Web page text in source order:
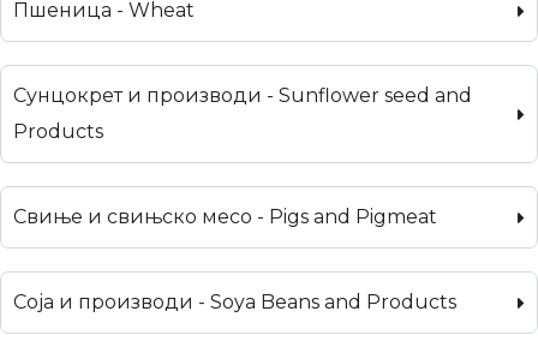
Пшеница - Wheat
Сунцокрет и производи - Sunflower seed and
Products
Свиње и свињско месо - Pigs and Pigmeat
Соја и производи - Soya Beans and Products